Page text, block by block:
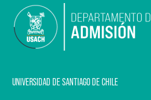
UNIVERSIDAD DE SANTIAGO DE CHILE